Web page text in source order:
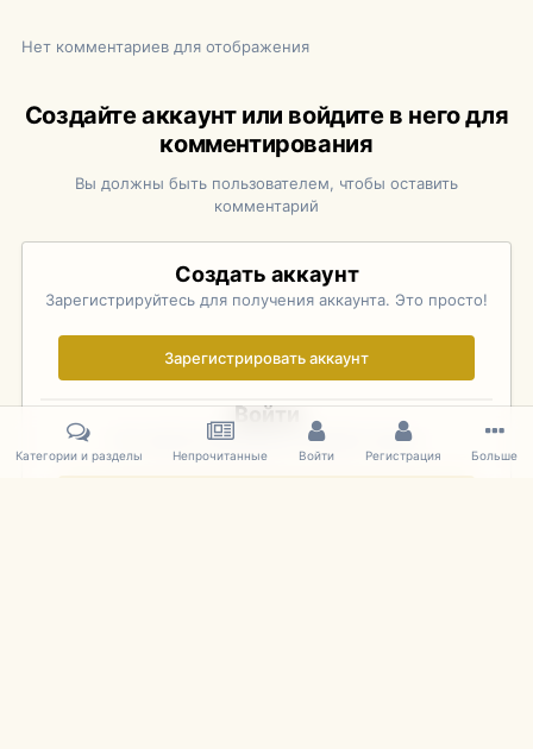
Нет комментариев для отображения
Создайте аккаунт или войдите в него для
комментирования
Вы должны быть пользователем, чтобы оставить
комментарий
Создать аккаунт
Зарегистрируйтесь для получения аккаунта. Это просто!
Зарегистрировать аккаунт
Войти
Уже зарегистрированы? Войдите здесь.
Категории и разделы Непрочитанные Войти Регистрация Больше